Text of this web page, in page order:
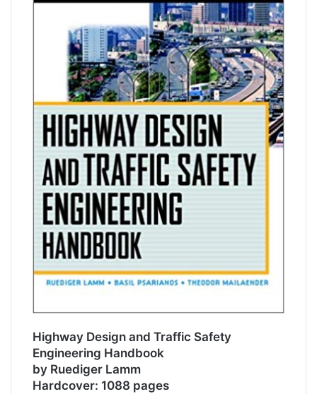
Highway Design and Traffic Safety
Engineering Handbook
by Ruediger Lamm
Hardcover: 1088 pages